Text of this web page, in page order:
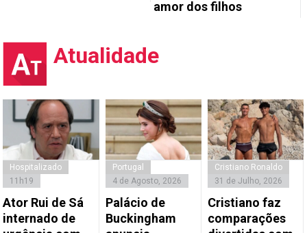
amor dos filhos
Atualidade
Hospitalizado
11h19
Ator Rui de Sá
internado de
Portugal
4 de Agosto, 2026
Palácio de
Buckingham
Cristiano Ronaldo
31 de Julho, 2026
Cristiano faz
comparações